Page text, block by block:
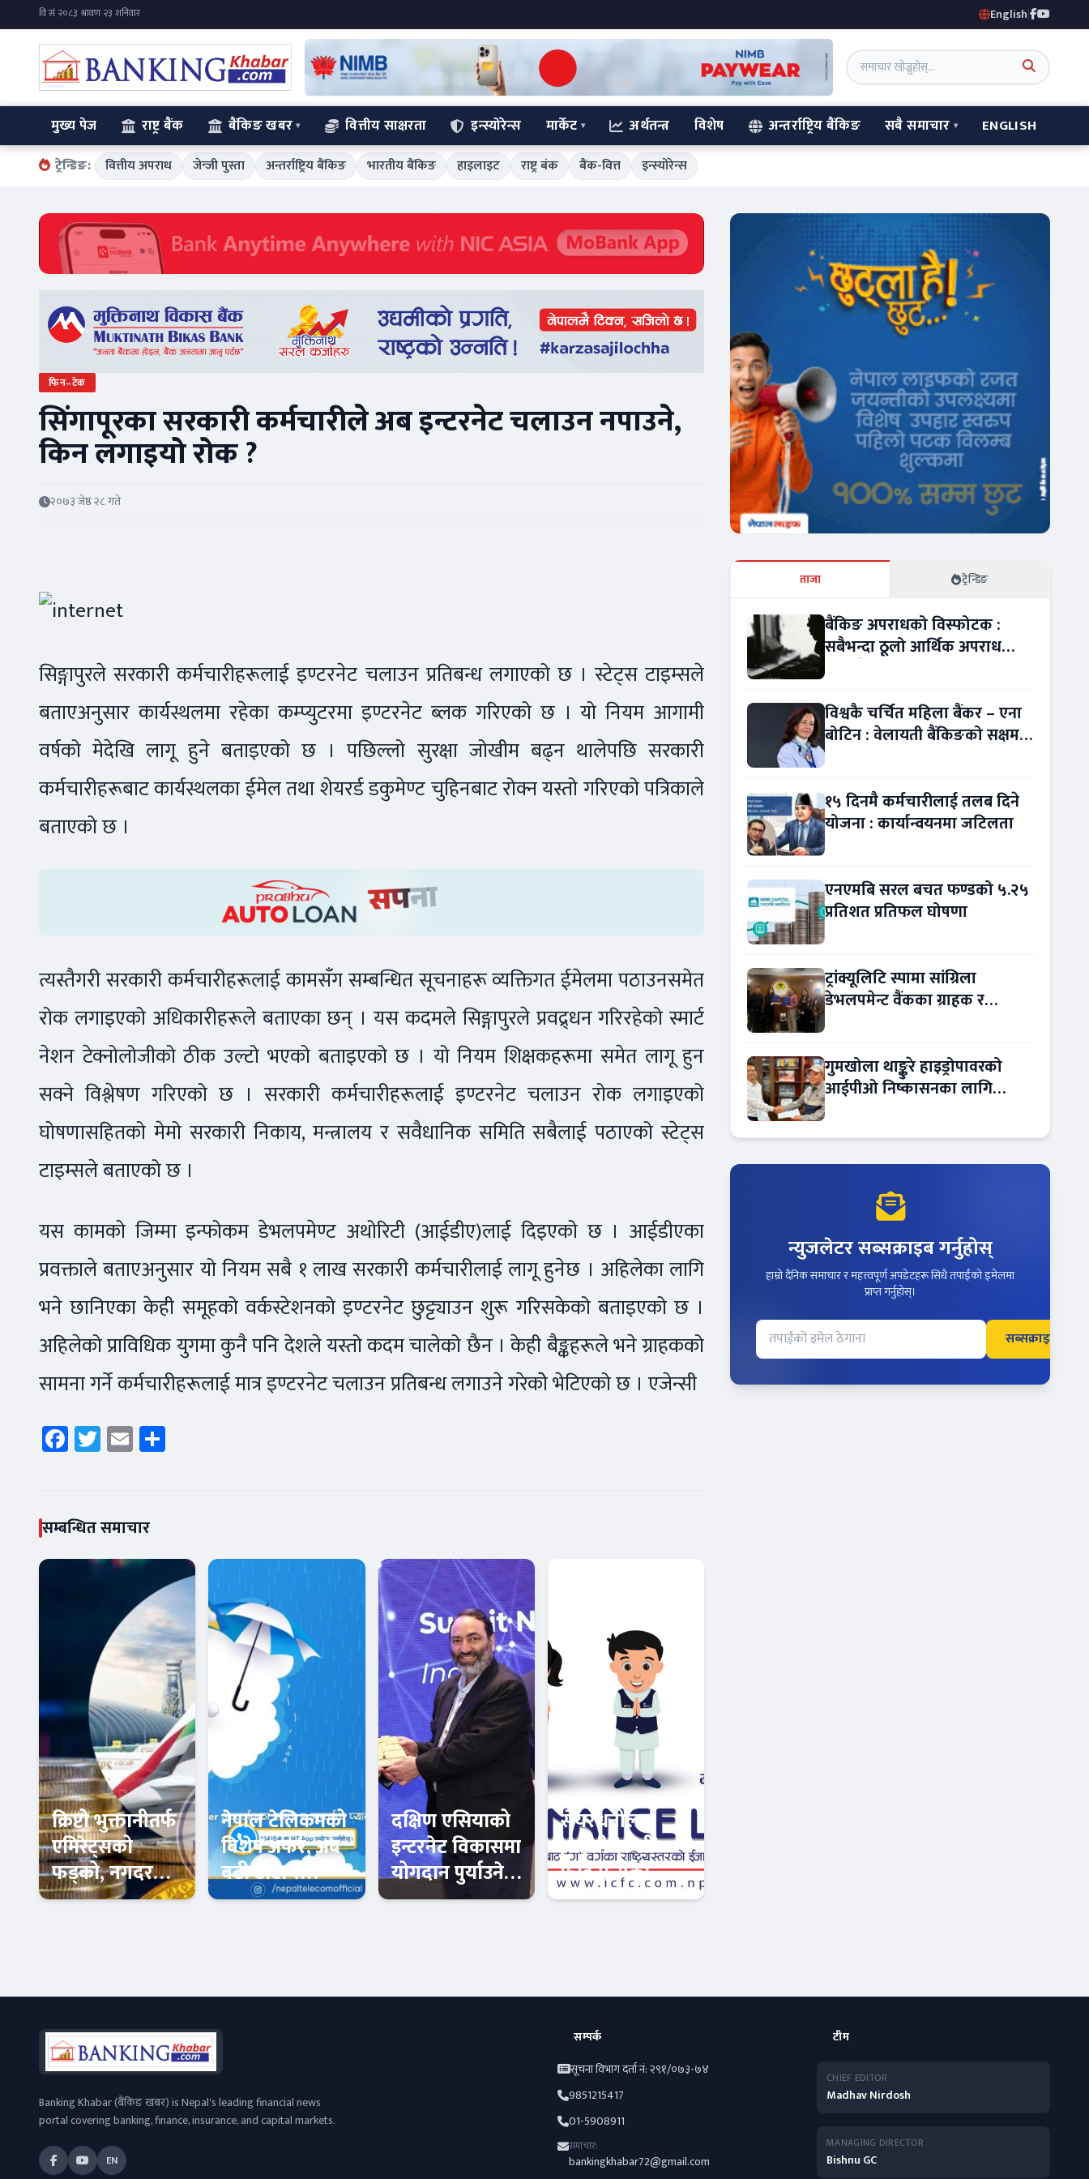
English|
मुख्य पेज राष्ट्र बैंक बैंकिङ खबर वित्तीय साक्षरता इन्स्योरेन्स मार्केट अर्थतन्त्र विशेष अन्तर्राष्ट्रिय बैंकिङ सबै समाचार ENGLISH
ट्रेन्डिङ: वित्तीय अपराध जेन्जी पुस्ता अन्तर्राष्ट्रिय बैंकिङ भारतीय बैंकिङ हाइलाइट राष्ट्र बंक बैंक-वित्त इन्स्योरेन्स
फिन–टेक
सिंगापूरका सरकारी कर्मचारीले अब इन्टरनेट चलाउन नपाउने,
किन लगाइयो रोक ?
२०७३ जेष्ठ २८ गते
सिङ्गापुरले सरकारी कर्मचारीहरूलाई इण्टरनेट चलाउन प्रतिबन्ध लगाएको छ । स्टेट्स टाइम्सले
बताएअनुसार कार्यस्थलमा रहेका कम्प्युटरमा इण्टरनेट ब्लक गरिएको छ । यो नियम आगामी
वर्षको मेदेखि लागू हुने बताइएको छ । पछिल्लो सुरक्षा जोखीम बढ्न थालेपछि सरकारी
कर्मचारीहरूबाट कार्यस्थलका ईमेल तथा शेयरर्ड डकुमेण्ट चुहिनबाट रोक्न यस्तो गरिएको पत्रिकाले
बताएको छ ।
त्यस्तैगरी सरकारी कर्मचारीहरूलाई कामसँग सम्बन्धित सूचनाहरू व्यक्तिगत ईमेलमा पठाउनसमेत
रोक लगाइएको अधिकारीहरूले बताएका छन् । यस कदमले सिङ्गापुरले प्रवद्र्धन गरिरहेको स्मार्ट
नेशन टेक्नोलोजीको ठीक उल्टो भएको बताइएको छ । यो नियम शिक्षकहरूमा समेत लागू हुन
सक्ने विश्लेषण गरिएको छ । सरकारी कर्मचारीहरूलाई इण्टरनेट चलाउन रोक लगाइएको
घोषणासहितको मेमो सरकारी निकाय, मन्त्रालय र सवैधानिक समिति सबैलाई पठाएको स्टेट्स
टाइम्सले बताएको छ ।
यस कामको जिम्मा इन्फोकम डेभलपमेण्ट अथोरिटी (आईडीए)लाई दिइएको छ । आईडीएका
प्रवक्ताले बताएअनुसार यो नियम सबै १ लाख सरकारी कर्मचारीलाई लागू हुनेछ । अहिलेका लागि
भने छानिएका केही समूहको वर्कस्टेशनको इण्टरनेट छुट्ट्याउन शुरू गरिसकेको बताइएको छ ।
अहिलेको प्राविधिक युगमा कुनै पनि देशले यस्तो कदम चालेको छैन । केही बैङ्कहरूले भने ग्राहकको
सामना गर्ने कर्मचारीहरूलाई मात्र इण्टरनेट चलाउन प्रतिबन्ध लगाउने गरेकोे भेटिएको छ । एजेन्सी
Facebook
Twitter
Email
सम्बन्धित समाचार
क्रिप्टो भुक्तानीतर्फ
एमिरेट्सको
फड्को, नगदरहित
अर्थतन्त्रमा यूएईको
नेपाल टेलिकमको
विशेष अफर, अब
बढी डाटा र
अनलिमिटेड
दक्षिण एसियाको
इन्टरनेट विकासमा
योगदान पुर्याउने
अभियन्ता
सेयरधनीलाई
आईसीएफसी
फाइनान्सको
सचेतना: बाँकी
ताजा ट्रेन्डिङ
बैंकिङ अपराधको विस्फोटक :
सबैभन्दा ठूलो आर्थिक अपराध
विश्वकै चर्चित महिला बैंकर – एना
बोटिन : वेलायती बैंकिङको सक्षम
१५ दिनमै कर्मचारीलाई तलब दिने
योजना : कार्यान्वयनमा जटिलता
एनएमबि सरल बचत फण्डको ५.२५
प्रतिशत प्रतिफल घोषणा
ट्रांक्यूलिटि स्पामा सांग्रिला
डेभलपमेन्ट वैंकका ग्राहक र
गुमखोला थाङ्कुरे हाइड्रोपावरको
आईपीओ निष्कासनका लागि
न्युजलेटर सब्सक्राइब गर्नुहोस्
हाम्रो दैनिक समाचार र महत्त्वपूर्ण अपडेटहरू सिधै तपाईंको इमेलमा
प्राप्त गर्नुहोस्।
सब्सक्राइब
Banking Khabar (बैंकिङ खबर) is Nepal's leading financial news
portal covering banking, finance, insurance, and capital markets.
EN
सम्पर्क
सूचना विभाग दर्ता नं: २९१/०७३-७४
9851215417
01-5908911
समाचार:
bankingkhabar72@gmail.com
टीम
CHIEF EDITOR
Madhav Nirdosh
MANAGING DIRECTOR
Bishnu GC